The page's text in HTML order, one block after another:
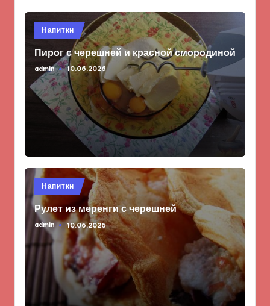
Опубликовано
в
Напитки
Пирог с черешней и красной смородиной
Запись
от
admin 10.06.2026
Опубликовано
в
Напитки
Рулет из меренги с черешней
Запись
admin 10.06.2026